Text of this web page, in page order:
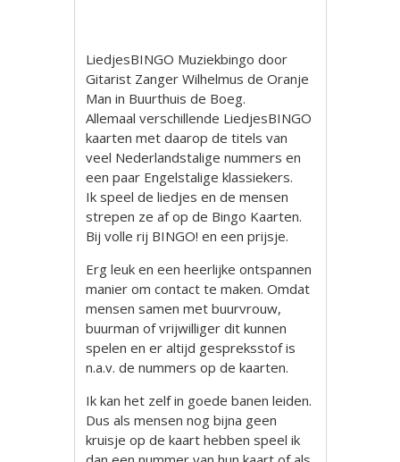
LiedjesBINGO Muziekbingo door
Gitarist Zanger Wilhelmus de Oranje
Man in Buurthuis de Boeg.
Allemaal verschillende LiedjesBINGO
kaarten met daarop de titels van
veel Nederlandstalige nummers en
een paar Engelstalige klassiekers.
Ik speel de liedjes en de mensen
strepen ze af op de Bingo Kaarten.
Bij volle rij BINGO! en een prijsje.
Erg leuk en een heerlijke ontspannen
manier om contact te maken. Omdat
mensen samen met buurvrouw,
buurman of vrijwilliger dit kunnen
spelen en er altijd gespreksstof is
n.a.v. de nummers op de kaarten.
Ik kan het zelf in goede banen leiden.
Dus als mensen nog bijna geen
kruisje op de kaart hebben speel ik